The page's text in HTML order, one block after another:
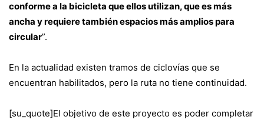
conforme a la bicicleta que ellos utilizan, que es más
ancha y requiere también espacios más amplios para
circular”.
En la actualidad existen tramos de ciclovías que se
encuentran habilitados, pero la ruta no tiene continuidad.
[su_quote]El objetivo de este proyecto es poder completar